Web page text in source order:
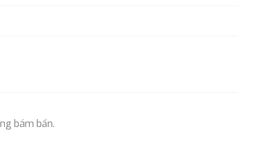
bám bẩn.